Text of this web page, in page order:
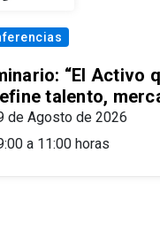
“El Activo
talento,
de Agosto de 2026
a 11:00 horas